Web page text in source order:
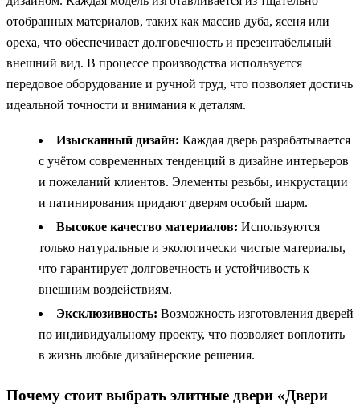
отобранных материалов, таких как массив дуба, ясеня или
ореха, что обеспечивает долговечность и презентабельный
внешний вид. В процессе производства используется
передовое оборудование и ручной труд, что позволяет достичь
идеальной точности и внимания к деталям.
Изысканный дизайн: Каждая дверь разрабатывается
с учётом современных тенденций в дизайне интерьеров
и пожеланий клиентов. Элементы резьбы, инкрустации
и патинирования придают дверям особый шарм.
Высокое качество материалов: Используются
только натуральные и экологически чистые материалы,
что гарантирует долговечность и устойчивость к
внешним воздействиям.
Эксклюзивность: Возможность изготовления дверей
по индивидуальному проекту, что позволяет воплотить
в жизнь любые дизайнерские решения.
Почему стоит выбрать элитные двери «Двери